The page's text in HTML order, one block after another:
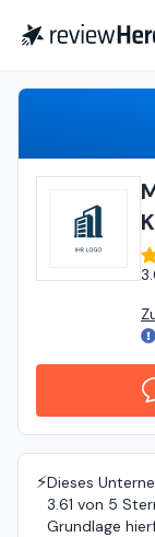
⚡️Dieses
3.61 von 5
Grundlage